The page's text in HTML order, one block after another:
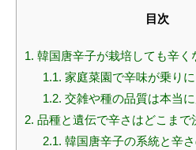
目次
1. 韓国唐辛子が栽培しても辛く
1.1. 家庭菜園で辛味が乗り
1.2. 交雑や種の品質は本当
2. 品種と遺伝で辛さはどこまで
2.1. 韓国唐辛子の系統と辛